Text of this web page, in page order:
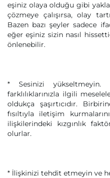
eşiniz olaya olduğu gibi
çözmeye çalışırsa, olay
Bazen bazı şeyler sadece
eğer eşiniz sizin nasıl
önlenebilir.
* Sesinizi yükseltmeyin.
farklılıklarınızla ilgili
oldukça şaşırtıcıdır.
fısıltıyla iletişim
ilişkilerindeki kızgınlık
olurlar.
* İlişkinizi tehdit etmeyin ve